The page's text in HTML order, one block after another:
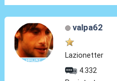
valpa62
Lazionetter
4.332